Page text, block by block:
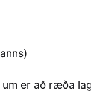
er að ræða